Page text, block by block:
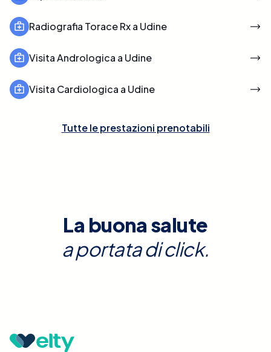
Radiografia Torace Rx a Udine
Visita Andrologica a Udine
Visita Cardiologica a Udine
Tutte le prestazioni prenotabili
La buona salute
a portata di click.